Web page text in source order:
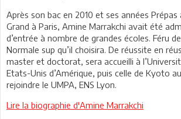
Après son bac en 2010 et ses années Prépas
Grand à Paris, Amine Marrakchi avait été
d’entrée à nombre de grandes écoles. Féru
Normale sup qu’il choisira. De réussite en
master et doctorat, sera accueilli à
Etats-Unis d’Amérique, puis celle de Kyoto
rejoindre le UMPA, ENS Lyon.
Lire la biographie d'Amine Marrakchi